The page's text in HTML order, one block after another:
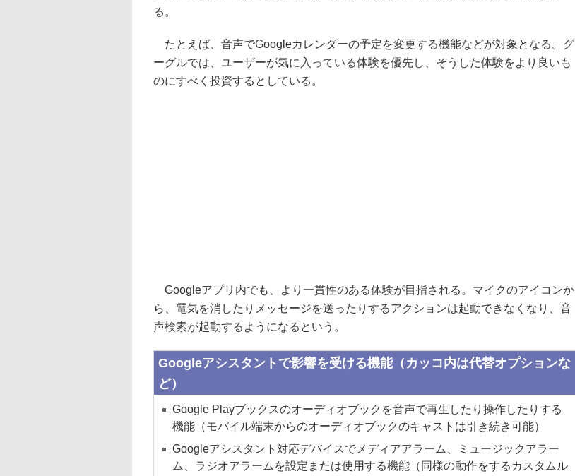
る。
たとえば、音声でGoogleカレンダーの予定を変更する機能などが対象となる。グ
ーグルでは、ユーザーが気に入っている体験を優先し、そうした体験をより良いも
のにすべく投資するとしている。
Googleアプリ内でも、より一貫性のある体験が目指される。マイクのアイコンか
ら、電気を消したりメッセージを送ったりするアクションは起動できなくなり、音
声検索が起動するようになるという。
Googleアシスタントで影響を受ける機能（カッコ内は代替オプションな
ど）
Google Playブックスのオーディオブックを音声で再生したり操作したりする
機能（モバイル端末からのオーディオブックのキャストは引き続き可能）
Googleアシスタント対応デバイスでメディアアラーム、ミュージックアラー
ム、ラジオアラームを設定または使用する機能（同様の動作をするカスタムル